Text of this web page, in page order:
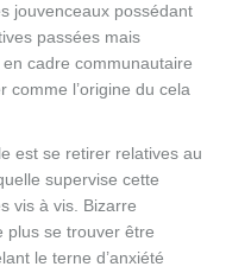
jouvenceaux possédant
passées mais
cadre communautaire
comme l’origine du cela
est se retirer relatives au
supervise cette
vis à vis. Bizarre
plus se trouver être
le terne d’anxiété